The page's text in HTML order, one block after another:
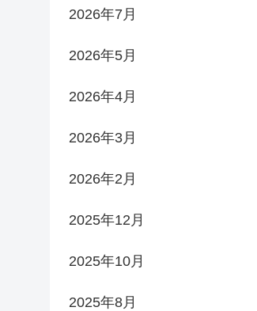
2026年7月
2026年5月
2026年4月
2026年3月
2026年2月
2025年12月
2025年10月
2025年8月